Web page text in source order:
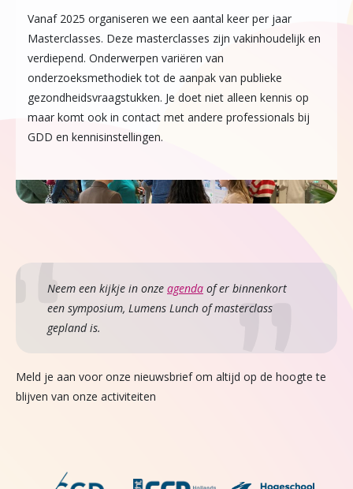
Vanaf 2025 organiseren we een aantal keer per jaar
Masterclasses. Deze masterclasses zijn vakinhoudelijk en
verdiepend. Onder­werpen variëren van
onderzoeksmethodiek tot de aanpak van publieke
gezondheids­vraagstukken. Je doet niet alleen kennis op
maar komt ook in contact met andere professionals bij
GDD en kennisinstellingen.
Neem een kijkje in onze agenda of er binnenkort
een symposium, Lumens Lunch of masterclass
gepland is.
Meld je aan voor onze nieuwsbrief om altijd op de hoogte te
blijven van onze activiteiten